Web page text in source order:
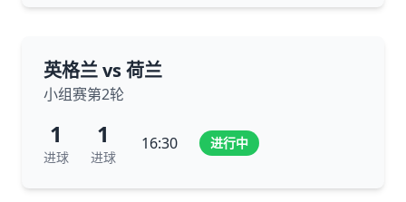
英格兰 vs 荷兰
小组赛第2轮
1
进球
1
进球
16:30 进行中